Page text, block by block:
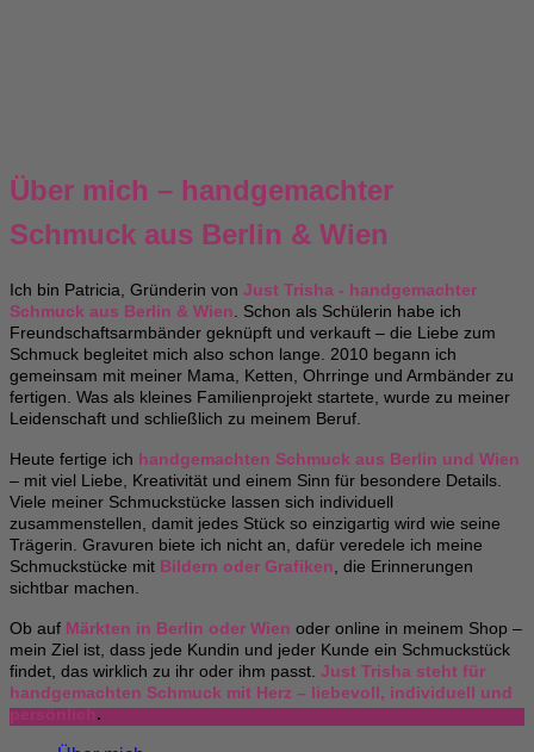
Über mich – handgemachter
Schmuck aus Berlin & Wien
Ich bin Patricia, Gründerin von Just Trisha - handgemachter
Schmuck aus Berlin & Wien. Schon als Schülerin habe ich
Freundschaftsarmbänder geknüpft und verkauft – die Liebe zum
Schmuck begleitet mich also schon lange. 2010 begann ich
gemeinsam mit meiner Mama, Ketten, Ohrringe und Armbänder zu
fertigen. Was als kleines Familienprojekt startete, wurde zu meiner
Leidenschaft und schließlich zu meinem Beruf.
Heute fertige ich handgemachten Schmuck aus Berlin und Wien
– mit viel Liebe, Kreativität und einem Sinn für besondere Details.
Viele meiner Schmuckstücke lassen sich individuell
zusammenstellen, damit jedes Stück so einzigartig wird wie seine
Trägerin. Gravuren biete ich nicht an, dafür veredele ich meine
Schmuckstücke mit Bildern oder Grafiken, die Erinnerungen
sichtbar machen.
Ob auf Märkten in Berlin oder Wien oder online in meinem Shop –
mein Ziel ist, dass jede Kundin und jeder Kunde ein Schmuckstück
findet, das wirklich zu ihr oder ihm passt. Just Trisha steht für
handgemachten Schmuck mit Herz – liebevoll, individuell und
persönlich.